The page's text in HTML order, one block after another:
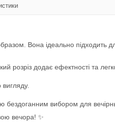
Вона ідеально підходить
розріз додає ефектності та
бездоганним вибором для
вечора! ✨